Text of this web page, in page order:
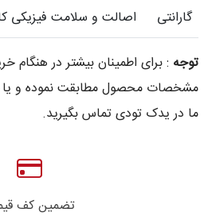
گارانتی اصالت و سلامت فیزیکی
توجه : برای اطمینان بیشتر در هنگام
مشخصات محصول مطابقت نموده و یا
ما در یدک تودی تماس بگیرید.
تضمین کف